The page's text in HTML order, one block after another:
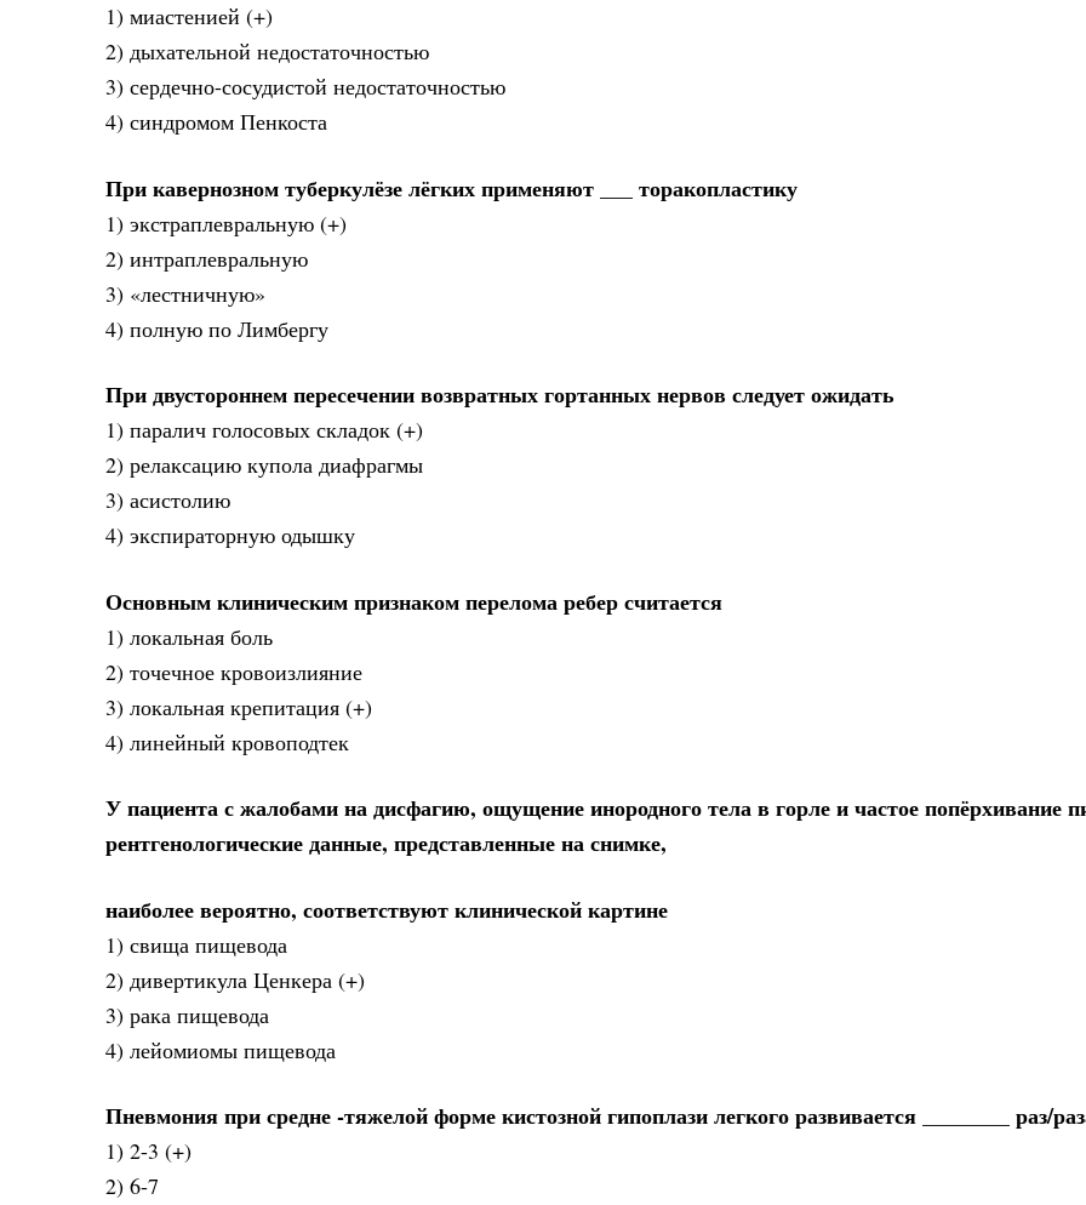
1) миастенией (+)
2) дыхательной недостаточностью
3) сердечно-сосудистой недостаточностью
4) синдромом Пенкоста
При кавернозном туберкулёзе лёгких применяют ___ торакопластику
1) экстраплевральную (+)
2) интраплевральную
3) «лестничную»
4) полную по Лимбергу
При двустороннем пересечении возвратных гортанных нервов следует ожидать
1) паралич голосовых складок (+)
2) релаксацию купола диафрагмы
3) асистолию
4) экспираторную одышку
Основным клиническим признаком перелома ребер считается
1) локальная боль
2) точечное кровоизлияние
3) локальная крепитация (+)
4) линейный кровоподтек
У пациента с жалобами на дисфагию, ощущение инородного тела в горле и частое попёрхивание
рентгенологические данные, представленные на снимке,
наиболее вероятно, соответствуют клинической картине
1) свища пищевода
2) дивертикула Ценкера (+)
3) рака пищевода
4) лейомиомы пищевода
Пневмония при средне -тяжелой форме кистозной гипоплази легкого развивается ________ раз/
1) 2-3 (+)
2) 6-7